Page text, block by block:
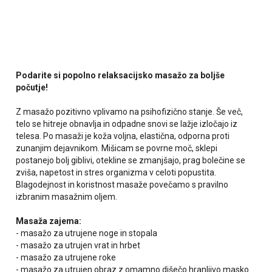
Podarite si popolno relaksacijsko masažo za boljše
počutje!
Z masažo pozitivno vplivamo na psihofizično stanje. Še več,
telo se hitreje obnavlja in odpadne snovi se lažje izločajo iz
telesa. Po masaži je koža voljna, elastična, odporna proti
zunanjim dejavnikom. Mišicam se povrne moč, sklepi
postanejo bolj giblivi, otekline se zmanjšajo, prag bolečine se
zviša, napetost in stres organizma v celoti popustita.
Blagodejnost in koristnost masaže povečamo s pravilno
izbranim masažnim oljem.
Masaža zajema:
- masažo za utrujene noge in stopala
- masažo za utrujen vrat in hrbet
- masažo za utrujene roke
- masažo za utrujen obraz z omamno dišečo hranljivo masko